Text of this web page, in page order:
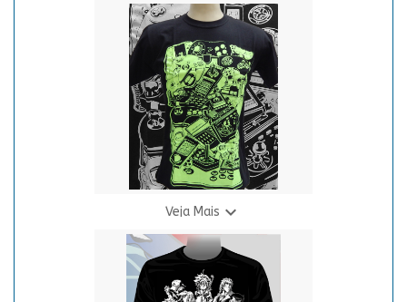
Camiseta - Protagonistas Neon
R$ 69,90
3 X R$ 24,94
Veja Mais 
Camiseta - CONTROLES NEON
R$ 69,90
3 X R$ 24,94